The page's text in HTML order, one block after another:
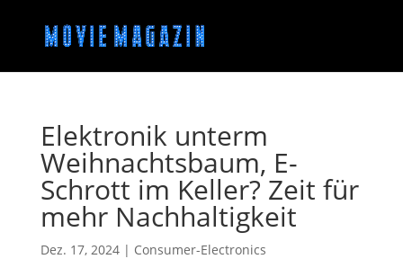
Elektronik unterm
Weihnachtsbaum, E-
Schrott im Keller? Zeit für
mehr Nachhaltigkeit
Dez. 17, 2024| Consumer-Electronics